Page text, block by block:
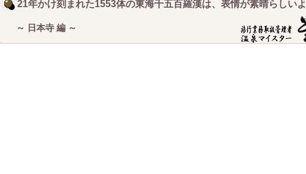
21年かけ刻まれた1553体の東海千五百羅漢は、表情が素晴らしいよ
～ 日本寺 編 ～